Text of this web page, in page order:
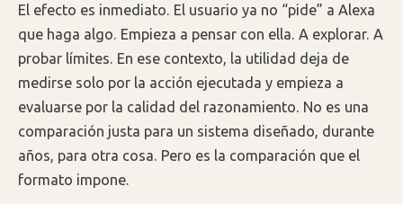
El efecto es inmediato. El usuario ya no “pide” a Alexa
que haga algo. Empieza a pensar con ella. A explorar. A
probar límites. En ese contexto, la utilidad deja de
medirse solo por la acción ejecutada y empieza a
evaluarse por la calidad del razonamiento. No es una
comparación justa para un sistema diseñado, durante
años, para otra cosa. Pero es la comparación que el
formato impone.